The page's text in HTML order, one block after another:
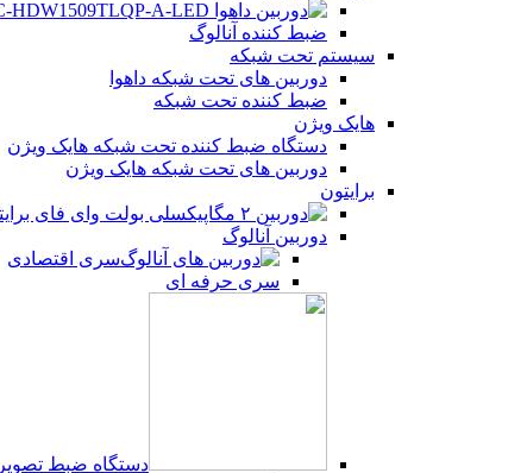
ضبط کننده آنالوگ
سیستم تحت شبکه
دوربین های تحت شبکه داهوا
ضبط کننده تحت شبکه
هایک ویژن
دستگاه ضبط کننده تحت شبکه هایک ویژن
دوربین های تحت شبکه هایک ویژن
برایتون
دوربین آنالوگ
سری اقتصادی
سری حرفه ای
دستگاه ضبط تصویر UVR